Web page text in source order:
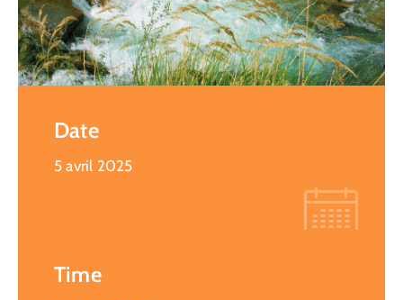
Date
5 avril 2025
Time